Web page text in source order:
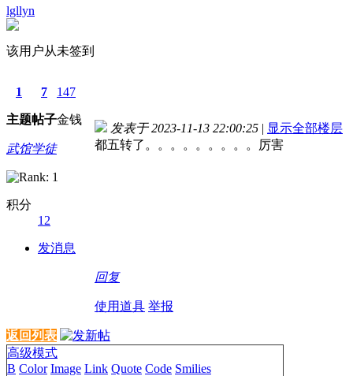
lgllyn
该用户从未签到
1
主题
7
帖子
147
金钱
武馆学徒
积分
12
发消息
发表于 2023-11-13 22:00:25 | 显示全部楼层
都五转了。。。。。。。。。厉害
回复
使用道具 举报
返回列表
高级模式
B Color Image Link Quote Code Smilies